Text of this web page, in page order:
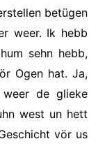
betügen
weer. Ik hebb
sehn hebb,
Ogen hat. Ja,
de glieke
west un hett
vör us